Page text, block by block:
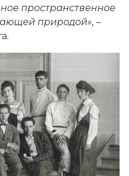
пространственное
природой», –